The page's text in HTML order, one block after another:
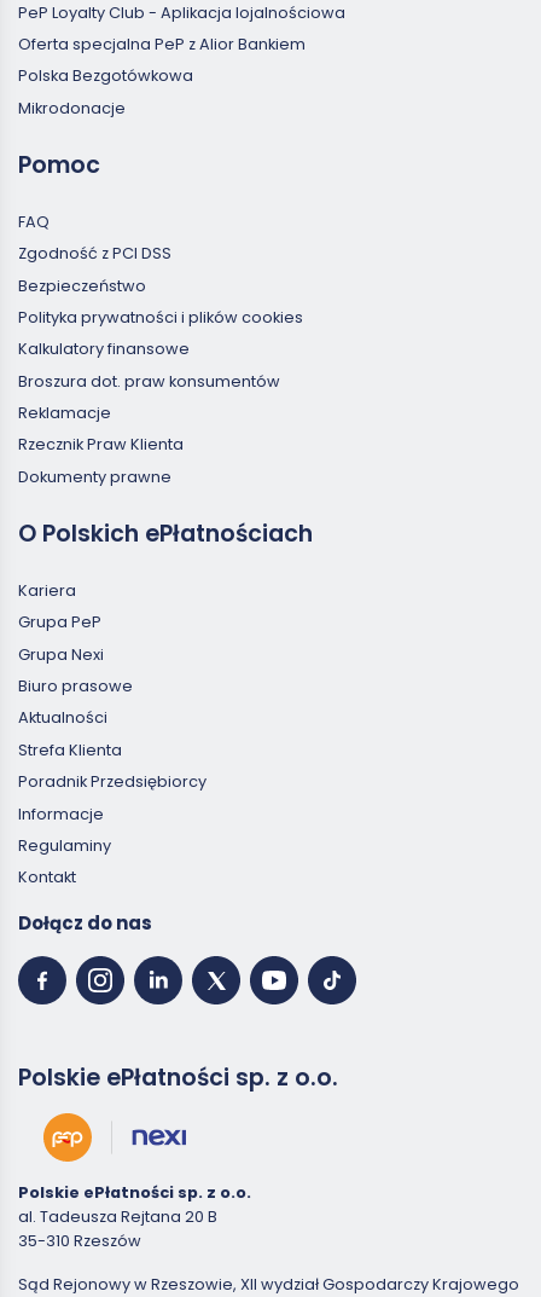
PeP Loyalty Club - Aplikacja lojalnościowa
Oferta specjalna PeP z Alior Bankiem
Polska Bezgotówkowa
Mikrodonacje
Pomoc
FAQ
Zgodność z PCI DSS
Bezpieczeństwo
Polityka prywatności i plików cookies
Kalkulatory finansowe
Broszura dot. praw konsumentów
Reklamacje
Rzecznik Praw Klienta
Dokumenty prawne
O Polskich ePłatnościach
Kariera
Grupa PeP
Grupa Nexi
Biuro prasowe
Aktualności
Strefa Klienta
Poradnik Przedsiębiorcy
Informacje
Regulaminy
Kontakt
Dołącz do nas
Polskie ePłatności sp. z o.o.
Polskie ePłatności sp. z o.o.
al. Tadeusza Rejtana 20 B
35-310 Rzeszów
Sąd Rejonowy w Rzeszowie, XII wydział Gospodarczy Krajowego